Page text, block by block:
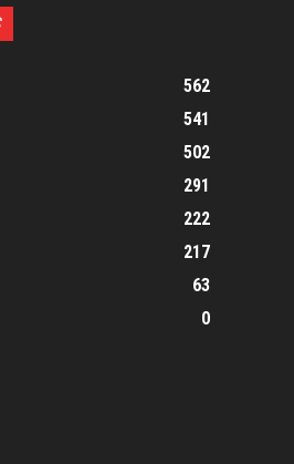
562
541
502
291
222
217
63
0